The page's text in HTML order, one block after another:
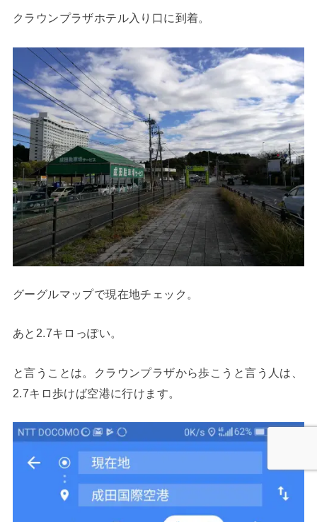
クラウンプラザホテル入り口に到着。
グーグルマップで現在地チェック。
あと2.7キロっぽい。
と言うことは。クラウンプラザから歩こうと言う人は、
2.7キロ歩けば空港に行けます。